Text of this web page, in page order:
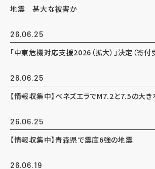
地震 甚大な被害か
26.06.25
「中東危機対応支援2026（拡大）」決定（寄付
26.06.25
【情報収集中】ベネズエラでM7.2と7.5の大
26.06.25
【情報収集中】青森県で震度6強の地震
26.06.19